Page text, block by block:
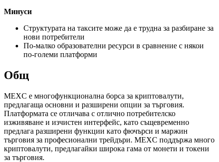
Минуси
Структурата на таксите може да е трудна за разбиране за
нови потребители
По-малко образователни ресурси в сравнение с някои
по-големи платформи
Общ
MEXC е многофункционална борса за криптовалути,
предлагаща основни и разширени опции за търговия.
Платформата се отличава с отлично потребителско
изживяване и изчистен интерфейс, като същевременно
предлага разширени функции като фючърси и маржин
търговия за професионални трейдъри. MEXC поддържа много
криптовалути, предлагайки широка гама от монети и токени
за търговия.